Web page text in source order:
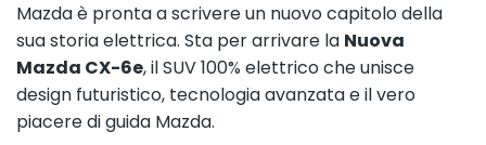
Mazda è pronta a scrivere un nuovo capitolo della
sua storia elettrica. Sta per arrivare la Nuova
Mazda CX-6e, il SUV 100% elettrico che unisce
design futuristico, tecnologia avanzata e il vero
piacere di guida Mazda.